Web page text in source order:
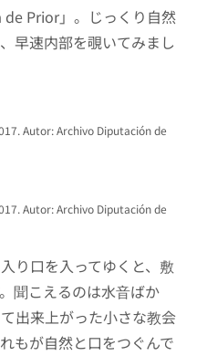
de Prior」。じっくり自然
早速内部を覗いてみまし
Autor: Archivo Diputación de
Autor: Archivo Diputación de
り口を入ってゆくと、敷
聞こえるのは水音ばか
出来上がった小さな教会
もが自然と口をつぐんで